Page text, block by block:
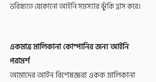
ভবিষ্যতে যেকোনো আইনি সমস্যার ঝুঁকি হ্রাস করে।
একমাত্র মালিকানা কোম্পানির জন্য আইনি
পরামর্শ
আমাদের আইন বিশেষজ্ঞরা একক মালিকানা